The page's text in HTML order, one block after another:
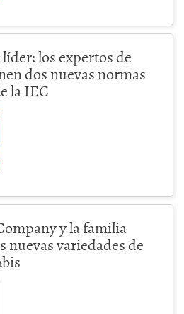
los expertos de
dos nuevas normas
la IEC
y la familia
nuevas variedades de